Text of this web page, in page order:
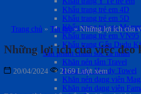
Khẩu trang trẻ em 4D
Khẩu trang trẻ em 5D
Khẩu trang trẻ em
Khẩu trang trẻ em VN95
Khẩu trang Gấu Dudu
Sản phẩm chăm sóc cá nhân
Khăn nén tắm Travel
Khăn nén Handy Towel
Khăn nén dạng viên
Khăn nén dạng viên
Trang chủ » Tin tức»Những lợi ích của
Những lợi ích của việc đeo
20/04/2024 2169 Lượt xem